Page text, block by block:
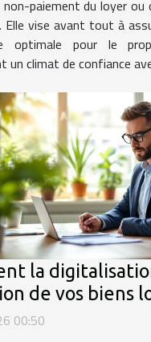
non-paiement du loyer ou
Elle vise avant tout à
optimale pour le
un climat de confiance
la
de vos biens
00:50